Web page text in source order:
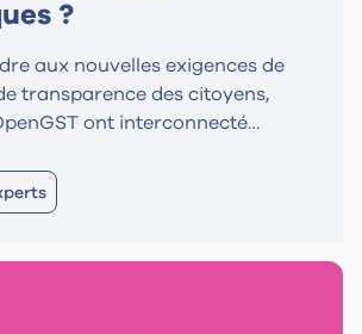
?
aux nouvelles exigences de
transparence des citoyens,
ont interconnecté
demandes destinées aux
Cette interopérabilité
d'intervention et offre un